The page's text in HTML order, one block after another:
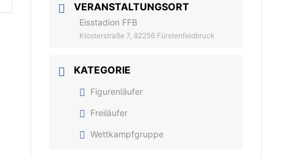
VERANSTALTUNGSORT
Eisstadion FFB
Klosterstraße 7, 82256 Fürstenfeldbruck
KATEGORIE
Figurenläufer
Freiläufer
Wettkampfgruppe